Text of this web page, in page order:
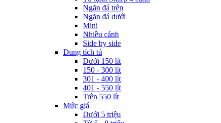
Ngăn đá trên
Ngăn đá dưới
Mini
Nhiều cánh
Side by side
Dung tích tủ
Dưới 150 lít
150 - 300 lít
301 - 400 lít
401 - 550 lít
Trên 550 lít
Mức giá
Dưới 5 triệu